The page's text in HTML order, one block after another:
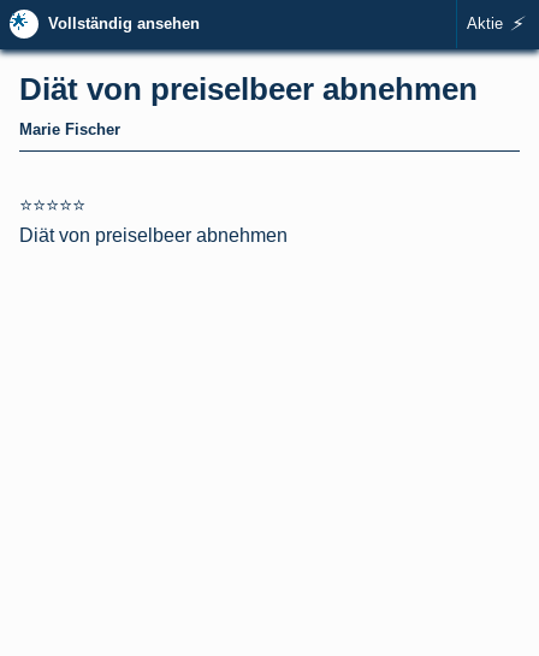
🌟 Vollständig ansehen Aktie ⚡
Diät von preiselbeer abnehmen
Marie Fischer
⭐⭐⭐⭐⭐
Diät von preiselbeer abnehmen